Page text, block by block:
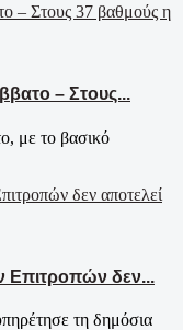
– Στους...
με το βασικό
Επιτροπών δεν...
τη δημόσια